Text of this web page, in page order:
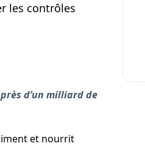
les contrôles
d’un milliard de
et nourrit